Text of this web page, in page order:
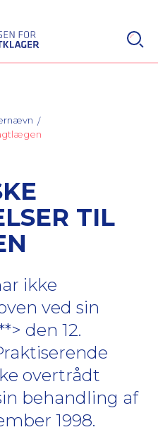
TIL
ikke
ved sin
den 12.
overtrådt
behandling af
1998.